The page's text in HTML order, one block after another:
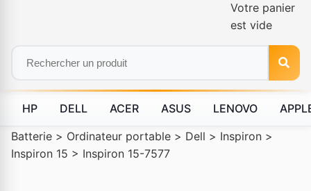
Votre panier
est vide
HP DELL ACER ASUS LENOVO
Batterie > Ordinateur portable > Dell > Inspiron >
Inspiron 15 > Inspiron 15-7577